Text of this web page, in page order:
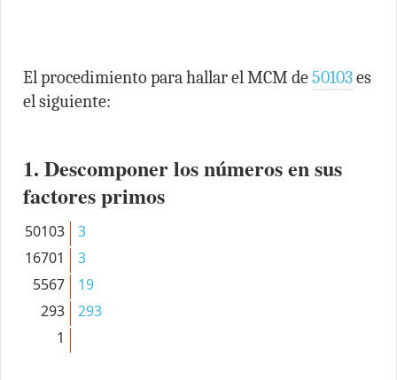
El procedimiento para hallar el MCM de50103es
el siguiente:
1. Descomponer los números en sus
factores primos
50103
3
16701
3
5567
19
293
293
1